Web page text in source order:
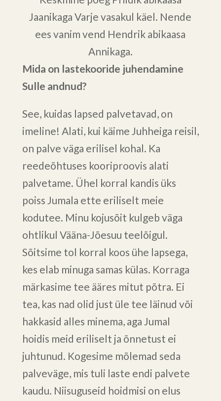
Jaanikaga Varje vasakul käel. Nende
ees vanim vend Hendrik abikaasa
Annikaga.
Mida on lastekooride juhendamine
Sulle andnud?
See, kuidas lapsed palvetavad, on
imeline! Alati, kui käime Juhheiga reisil,
on palve väga erilisel kohal. Ka
reedeõhtuses kooriproovis alati
palvetame. Ühel korral kandis üks
poiss Jumala ette eriliselt meie
kodutee. Minu kojusõit kulgeb väga
ohtlikul Vääna-Jõesuu teelõigul.
Sõitsime tol korral koos ühe lapsega,
kes elab minuga samas külas. Korraga
märkasime tee ääres mitut põtra. Ei
tea, kas nad olid just üle tee läinud või
hakkasid alles minema, aga Jumal
hoidis meid eriliselt ja õnnetust ei
juhtunud. Kogesime mõlemad seda
palveväge, mis tuli laste endi palvete
kaudu. Niisuguseid hoidmisi on elus